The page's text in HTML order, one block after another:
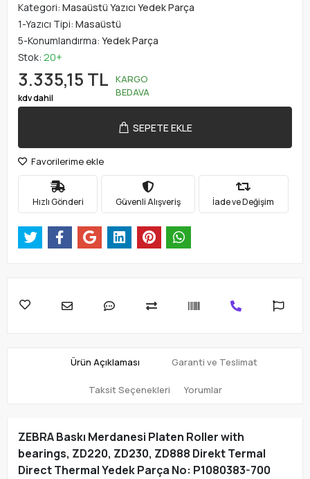
Kategori: Masaüstü Yazıcı Yedek Parça
1-Yazıcı Tipi: Masaüstü
5-Konumlandırma: Yedek Parça
Stok: 20+
3.335,15 TL
kdv dahil
KARGO
BEDAVA
SEPETE EKLE
Favorilerime ekle
Hızlı Gönderi Güvenli Alışveriş İade ve Değişim
Ürün Açıklaması Garanti ve Teslimat
Taksit Seçenekleri Yorumlar
ZEBRA Baskı Merdanesi Platen Roller with
bearings, ZD220, ZD230, ZD888 Direkt Termal
Direct Thermal Yedek Parça No: P1080383-700